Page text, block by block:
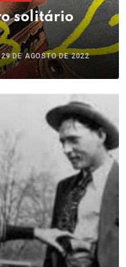
solitário
29 DE AGOSTO DE 2022